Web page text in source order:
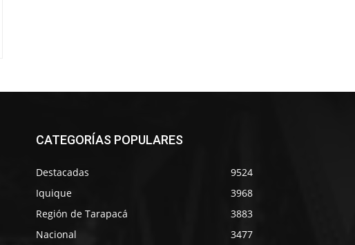
CATEGORÍAS POPULARES
Destacadas
9524
Iquique
3968
Región de Tarapacá
3883
Nacional
3477